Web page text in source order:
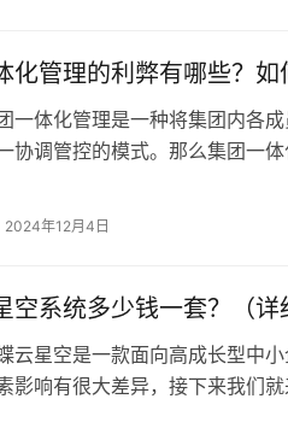
化管理的利弊有哪些？如
一体化管理是一种将集团内各
协调管控的模式。那么集团一
2024年12月4日
空系统多少钱一套？（详
云星空是一款面向高成长型中
影响有很大差异，接下来我们